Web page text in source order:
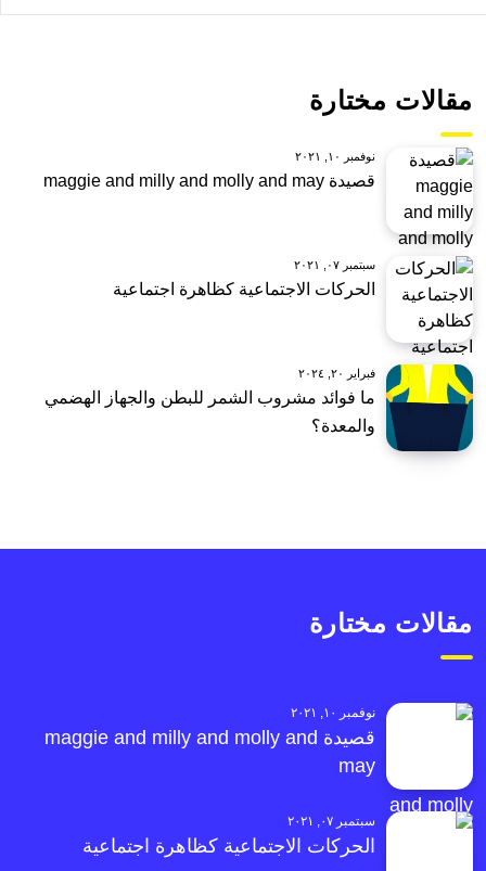
مقالات مختارة
نوفمبر ١٠, ٢٠٢١
قصيدة maggie and milly and molly and may
سبتمبر ٠٧, ٢٠٢١
الحركات الاجتماعية كظاهرة اجتماعية
فبراير ٢٠, ٢٠٢٤
ما فوائد مشروب الشمر للبطن والجهاز الهضمي
والمعدة؟
مقالات مختارة
نوفمبر ١٠, ٢٠٢١
قصيدة maggie and milly and molly and
may
سبتمبر ٠٧, ٢٠٢١
الحركات الاجتماعية كظاهرة اجتماعية